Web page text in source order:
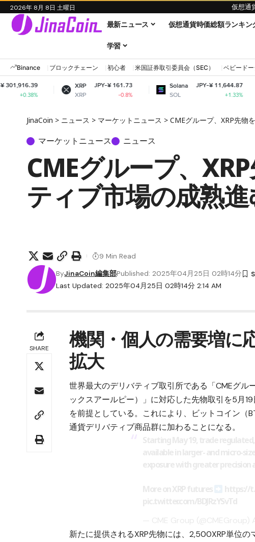
2026年 8月 8日 土曜日 仮想通
最新ニュース 仮想通貨時価総額ランキン
学習
Binance ブロックチェーン 初心者 米国証券取引委員会（SEC） ベビードー
XRP
XRP
JPY-¥ 161.73
-0.8%
Solana
SOL
JPY-¥ 11,644.87
DOGE
JinaCoin > ニュース > マーケットニュース > CMEグループ、XRP先物
マーケットニュース ニュース
CMEグループ、
ティブ市場の成熟
Last Updated: 2025年04月25日 02時14分 2:14 AM
ByJinaCoin編集部Published: 2025年04月25日 02時14分
9 Min Read
SHARE
機関・個人の需要増に
拡大
世界最大のデリバティブ取引所である「CMEグ
ックスアールピー） 」に対応した先物取引を5月
を前提としている。これにより、
ビットコイン（
通貨デリバティブ商品群に加わることになる。
新たに提供されるXRP先物には、2,500XRP単位